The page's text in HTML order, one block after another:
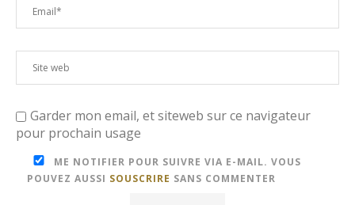
Garder mon email, et siteweb sur ce navigateur
pour prochain usage
ME NOTIFIER POUR SUIVRE VIA E-MAIL. VOUS
POUVEZ AUSSI SOUSCRIRE SANS COMMENTER